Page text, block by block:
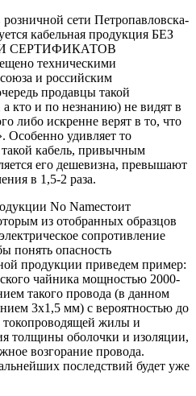
сети Петропавловска-
кабельная продукция БЕЗ
СЕРТИФИКАТОВ
техническими
и российским
продавцы такой
кто и по незнанию) не видят в
либо искренне верят в то, что
удивляет то
такой кабель, привычным
его дешевизна, превышают
в 1,5-2 раза.
No Nameстоит
из отобранных образцов
сопротивление
понять опасность
продукции приведем пример:
чайника мощностью 2000-
такого провода (в данном
3х1,5 мм) с вероятностью до
токопроводящей жилы и
толщины оболочки и изоляции,
возгорание провода.
последствий будет уже